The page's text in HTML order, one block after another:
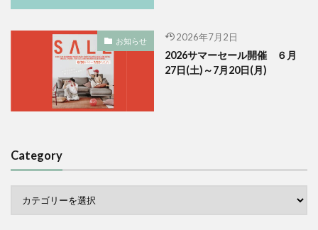
お知らせ 2026年7月2日
2026サマーセール開催 ６月
27日(土)～7月20日(月)
Category